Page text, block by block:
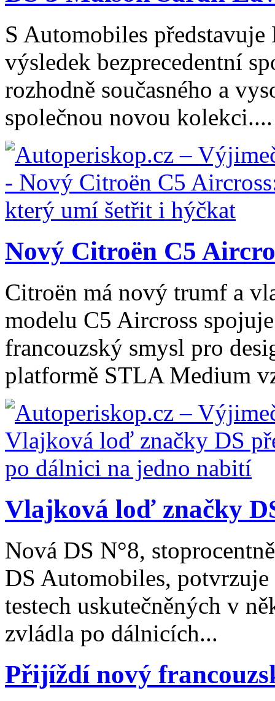
S Automobiles
výsledek bezprecedentní
rozhodně současného a
společnou novou kolekci....
Nový Citroën C5
Citroën má nový trumf a
modelu C5 Aircross
francouzský smysl pro
platformě STLA Medium
Vlajková loď značky
Nová DS N°8,
DS Automobiles,
testech uskutečněných v
zvládla po dálnicích...
Přijíždí nový